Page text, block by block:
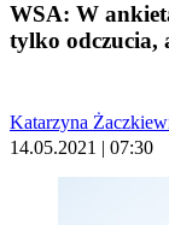
WSA: W
tylko odczucia,
Katarzyna
14.05.2021 | 07:30